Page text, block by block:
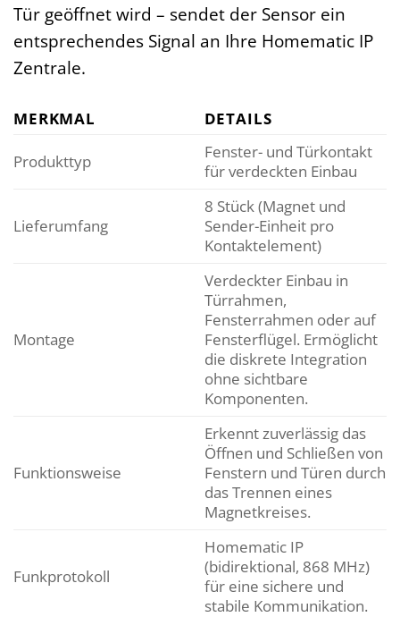
Tür geöffnet wird – sendet der Sensor ein
entsprechendes Signal an Ihre Homematic IP
Zentrale.
MERKMAL DETAILS
Produkttyp
Fenster- und Türkontakt
für verdeckten Einbau
Lieferumfang
8 Stück (Magnet und
Sender-Einheit pro
Kontaktelement)
Montage
Verdeckter Einbau in
Türrahmen,
Fensterrahmen oder auf
Fensterflügel. Ermöglicht
die diskrete Integration
ohne sichtbare
Komponenten.
Funktionsweise
Erkennt zuverlässig das
Öffnen und Schließen von
Fenstern und Türen durch
das Trennen eines
Magnetkreises.
Funkprotokoll
Homematic IP
(bidirektional, 868 MHz)
für eine sichere und
stabile Kommunikation.